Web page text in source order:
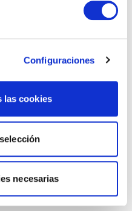
Configuraciones
las cookies
necesarias